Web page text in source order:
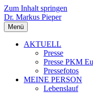
Zum Inhalt springen
Dr. Markus Pieper
Menü
AKTUELL
Presse
Presse PKM
Pressefotos
MEINE PERSON
Lebenslauf